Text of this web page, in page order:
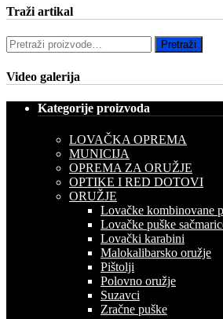
Traži artikal
Pretraži: Pretraži
Video galerija
Kategorije proizvoda
LOVAČKA OPREMA
MUNICIJA
OPREMA ZA ORUŽJE
OPTIKE I RED DOTOVI
ORUŽJE
Lovačke kombinovane
Lovačke puške
Lovački karabini
Malokalibarsko oružje
Pištolji
Polovno oružje
Suzavci
Zračne puške